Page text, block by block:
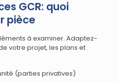
GCR: quoi
pièce
à examiner. Adaptez-
votre projet, les plans et
(parties privatives)